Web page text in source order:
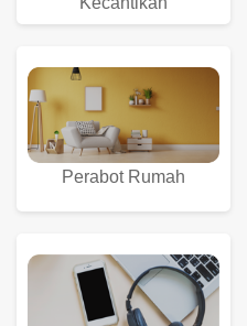
Perabot Rumah